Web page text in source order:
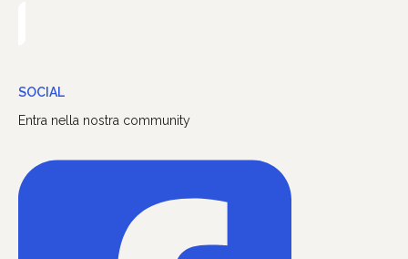
SOCIAL
Entra nella nostra community